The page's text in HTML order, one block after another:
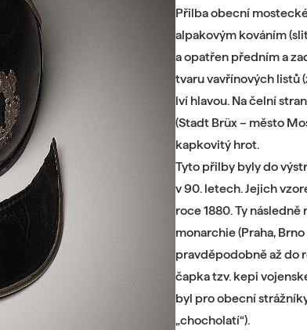
Přilba obecní
alpakovým kováním
a opatřen předním a
tvaru vavřínových listů
lví hlavou. Na čelní
(Stadt Brüx – město
kapkovitý hrot.
Tyto přilby byly do
v 90. letech. Jejich
roce 1880. Ty
monarchie (Praha,
pravděpodobně až do
čapka tzv. kepi
byl pro obecní
„chocholatí“).